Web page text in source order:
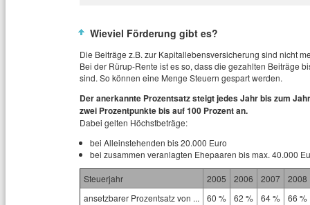
Wieviel Förderung gibt es?
Die Beiträge z.B. zur Kapitallebensversicherung sind nicht
Bei der Rürup-Rente ist es so, dass die gezahlten Beiträge
sind. So können eine Menge Steuern gespart werden.
Der anerkannte Prozentsatz steigt jedes Jahr bis zum
zwei Prozentpunkte bis auf 100 Prozent an.
Dabei gelten Höchstbeträge:
bei Alleinstehenden bis 20.000 Euro
bei zusammen veranlagten Ehepaaren bis max. 40.000
Steuerjahr 2005 2006 2007
2008
ansetzbarer Prozentsatz von ...
60 % 62 % 64 % 66 %